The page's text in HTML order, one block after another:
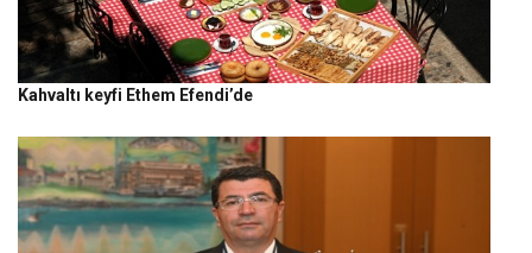
Kahvaltı keyfi Ethem Efendi’de